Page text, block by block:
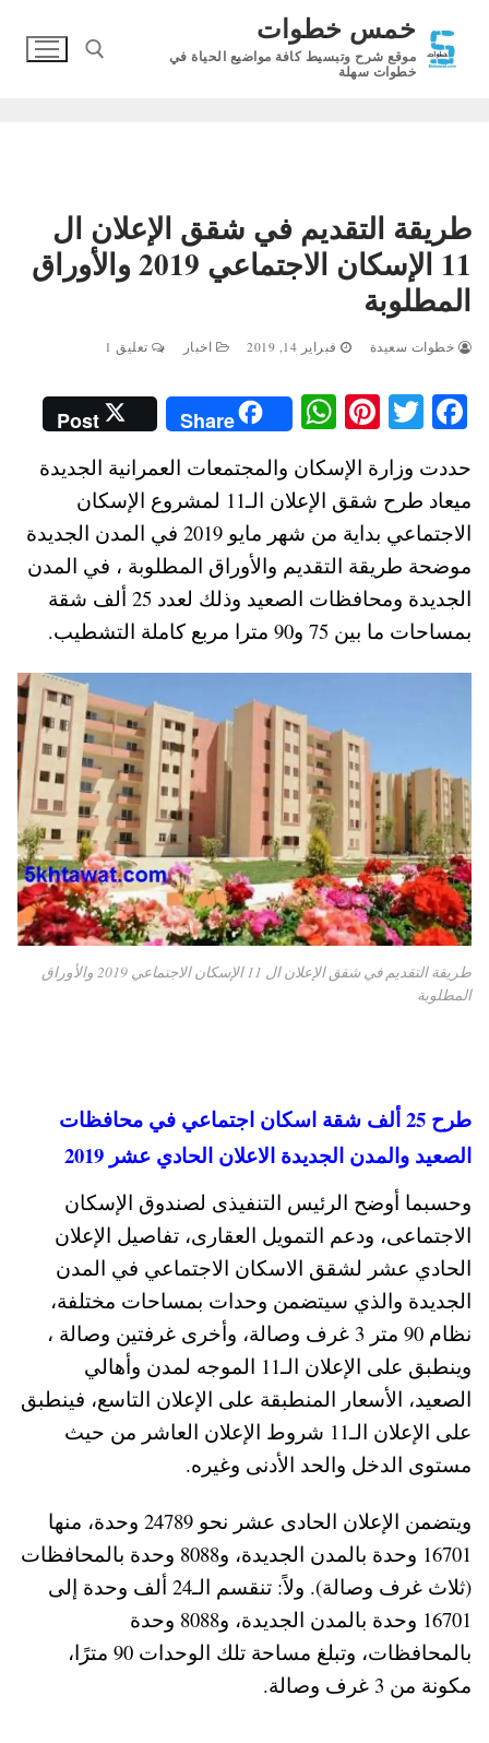
المحتوى
خمس خطوات
موقع شرح وتبسيط كافة مواضيع الحياة في
خطوات سهلة
طريقة التقديم في شقق الإعلان ال
11 الإسكان الاجتماعي 2019 والأوراق
المطلوبة
خطوات سعيدة فبراير 14, 2019 اخبار تعليق 1
Fa
bo
ok
T
wi
tte
r
Pi
nt
er
es
t
W
ha
ts
A
pp
Share
Post
حددت وزارة الإسكان والمجتمعات العمرانية الجديدة
ميعاد طرح شقق الإعلان الـ11 لمشروع الإسكان
الاجتماعي بداية من شهر مايو 2019 في المدن الجديدة
موضحة طريقة التقديم والأوراق المطلوبة ، في المدن
الجديدة ومحافظات الصعيد وذلك لعدد 25 ألف شقة
بمساحات ما بين 75 و90 مترا مربع كاملة التشطيب.
طريقة التقديم في شقق الإعلان ال 11 الإسكان الاجتماعي 2019 والأوراق
المطلوبة
طرح 25 ألف شقة اسكان اجتماعي في محافظات
الصعيد والمدن الجديدة الاعلان الحادي عشر 2019
وحسبما أوضح الرئيس التنفيذى لصندوق الإسكان
الاجتماعى، ودعم التمويل العقارى، تفاصيل الإعلان
الحادي عشر لشقق الاسكان الاجتماعي في المدن
الجديدة والذي سيتضمن وحدات بمساحات مختلفة،
نظام 90 متر 3 غرف وصالة، وأخرى غرفتين وصالة ،
وينطبق على الإعلان الـ11 الموجه لمدن وأهالي
الصعيد، الأسعار المنطبقة على الإعلان التاسع، فينطبق
على الإعلان الـ11 شروط الإعلان العاشر من حيث
مستوى الدخل والحد الأدنى وغيره.
ويتضمن الإعلان الحادى عشر نحو 24789 وحدة، منها
16701 وحدة بالمدن الجديدة، و8088 وحدة بالمحافظات
(ثلاث غرف وصالة). ولاً: تنقسم الـ24 ألف وحدة إلى
16701 وحدة بالمدن الجديدة، و8088 وحدة
بالمحافظات، وتبلغ مساحة تلك الوحدات 90 مترًا،
مكونة من 3 غرف وصالة.